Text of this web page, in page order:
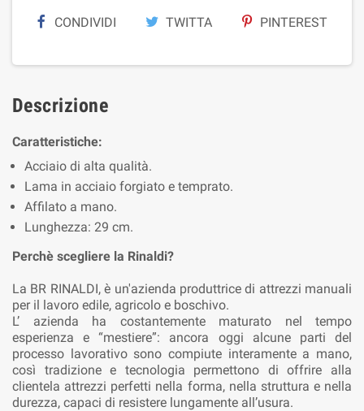
CONDIVIDI TWITTA PINTEREST
Descrizione
Caratteristiche:
Acciaio di alta qualità.
Lama in acciaio forgiato e temprato.
Affilato a mano.
Lunghezza: 29 cm.
Perchè scegliere la Rinaldi?
La BR RINALDI, è un'azienda produttrice di attrezzi manuali
per il lavoro edile, agricolo e boschivo.
L’ azienda ha costantemente maturato nel tempo
esperienza e “mestiere”: ancora oggi alcune parti del
processo lavorativo sono compiute interamente a mano,
così tradizione e tecnologia permettono di offrire alla
clientela attrezzi perfetti nella forma, nella struttura e nella
durezza, capaci di resistere lungamente all’usura.